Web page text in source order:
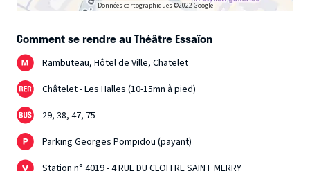
Données cartographiques ©2022 Google
Comment se rendre au Théâtre Essaïon
Rambuteau, Hôtel de Ville, Chatelet
Châtelet - Les Halles (10-15mn à pied)
29, 38, 47, 75
Parking Georges Pompidou (payant)